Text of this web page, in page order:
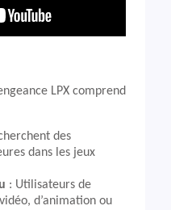
LPX comprend
des
dans les jeux
: Utilisateurs de
d’animation ou